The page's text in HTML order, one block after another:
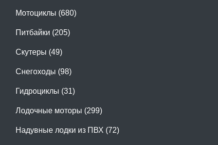
Мотоциклы (680)
Питбайки (205)
Скутеры (49)
Снегоходы (98)
Гидроциклы (31)
Лодочные моторы (299)
Надувные лодки из ПВХ (72)